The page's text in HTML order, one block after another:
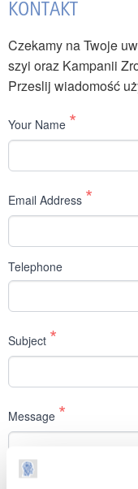
KONTAKT
Czekamy na Twoje
szyi oraz Kampanii
Przeslij wiadomość
Your Name *
Email Address *
Telephone
Subject *
Message *